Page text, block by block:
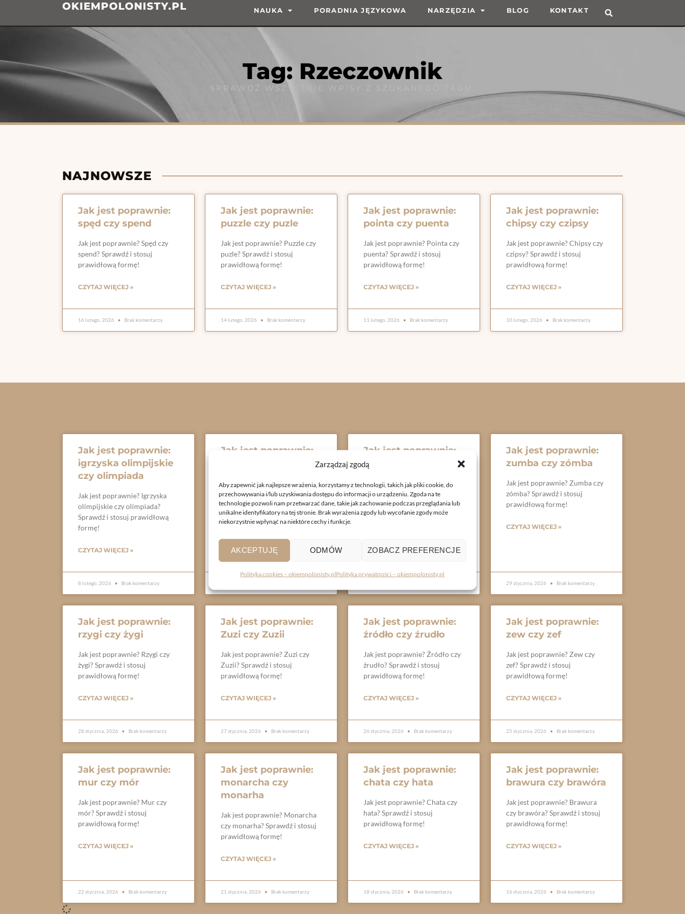
Zarządzaj zgodą
Aby zapewnić jak najlepsze wrażenia, korzystamy z technologii, takich jak pliki cookie, do
przechowywania i/lub uzyskiwania dostępu do informacji o urządzeniu. Zgoda na te
technologie pozwoli nam przetwarzać dane, takie jak zachowanie podczas przeglądania lub
unikalne identyfikatory na tej stronie. Brak wyrażenia zgody lub wycofanie zgody może
niekorzystnie wpłynąć na niektóre cechy i funkcje.
AKCEPTUJĘ ODMÓW ZOBACZ PREFERENCJE
Polityka cookies – okiempolonisty.plPolityka prywatności – okiempolonisty.pl
OKIEMPOLONISTY.PL NAUKA PORADNIA JĘZYKOWA NARZĘDZIA BLOG KONTAKT
Tag: Rzeczownik
SPRAWDŹ WSZYSTKIE WPISY Z SZUKANEGO TAGU.
NAJNOWSZE
Jak jest poprawnie:
spęd czy spend
Jak jest poprawnie? Spęd czy
spend? Sprawdź i stosuj
prawidłową formę!
CZYTAJ WIĘCEJ »
16 lutego, 2026 Brak komentarzy
Jak jest poprawnie:
puzzle czy puzle
Jak jest poprawnie? Puzzle czy
puzle? Sprawdź i stosuj
prawidłową formę!
CZYTAJ WIĘCEJ »
14 lutego, 2026 Brak komentarzy
Jak jest poprawnie:
pointa czy puenta
Jak jest poprawnie? Pointa czy
puenta? Sprawdź i stosuj
prawidłową formę!
CZYTAJ WIĘCEJ »
11 lutego, 2026 Brak komentarzy
Jak jest poprawnie:
chipsy czy czipsy
Jak jest poprawnie? Chipsy czy
czipsy? Sprawdź i stosuj
prawidłową formę!
CZYTAJ WIĘCEJ »
10 lutego, 2026 Brak komentarzy
Jak jest poprawnie:
igrzyska olimpijskie
czy olimpiada
Jak jest poprawnie? Igrzyska
olimpijskie czy olimpiada?
Sprawdź i stosuj prawidłową
formę!
CZYTAJ WIĘCEJ »
8 lutego, 2026 Brak komentarzy
Jak jest poprawnie:
Jak jest poprawnie? Bachor czy
bahor? Sprawdź i stosuj
prawidłową formę!
CZYTAJ WIĘCEJ »
Jak jest poprawnie:
wrzątek czy
Jak jest poprawnie? Wrzątek
czy wrzontek? Sprawdź i stosuj
prawidłową formę!
Jak jest poprawnie:
zumba czy zómba
Jak jest poprawnie? Zumba czy
zómba? Sprawdź i stosuj
prawidłową formę!
CZYTAJ WIĘCEJ »
29 stycznia, 2026 Brak komentarzy
Jak jest poprawnie:
rzygi czy żygi
Jak jest poprawnie? Rzygi czy
żygi? Sprawdź i stosuj
prawidłową formę!
CZYTAJ WIĘCEJ »
28 stycznia, 2026 Brak komentarzy
Jak jest poprawnie:
Zuzi czy Zuzii
Jak jest poprawnie? Zuzi czy
Zuzii? Sprawdź i stosuj
prawidłową formę!
CZYTAJ WIĘCEJ »
27 stycznia, 2026 Brak komentarzy
Jak jest poprawnie:
źródło czy źrudło
Jak jest poprawnie? Źródło czy
źrudło? Sprawdź i stosuj
prawidłową formę!
CZYTAJ WIĘCEJ »
26 stycznia, 2026 Brak komentarzy
Jak jest poprawnie:
zew czy zef
Jak jest poprawnie? Zew czy
zef? Sprawdź i stosuj
prawidłową formę!
CZYTAJ WIĘCEJ »
25 stycznia, 2026 Brak komentarzy
Jak jest poprawnie:
mur czy mór
Jak jest poprawnie? Mur czy
mór? Sprawdź i stosuj
prawidłową formę!
CZYTAJ WIĘCEJ »
22 stycznia, 2026 Brak komentarzy
Jak jest poprawnie:
monarcha czy
monarha
Jak jest poprawnie? Monarcha
czy monarha? Sprawdź i stosuj
prawidłową formę!
CZYTAJ WIĘCEJ »
21 stycznia, 2026 Brak komentarzy
Jak jest poprawnie:
chata czy hata
Jak jest poprawnie? Chata czy
hata? Sprawdź i stosuj
prawidłową formę!
CZYTAJ WIĘCEJ »
18 stycznia, 2026 Brak komentarzy
Jak jest poprawnie:
brawura czy brawóra
Jak jest poprawnie? Brawura
czy brawóra? Sprawdź i stosuj
prawidłową formę!
CZYTAJ WIĘCEJ »
16 stycznia, 2026 Brak komentarzy